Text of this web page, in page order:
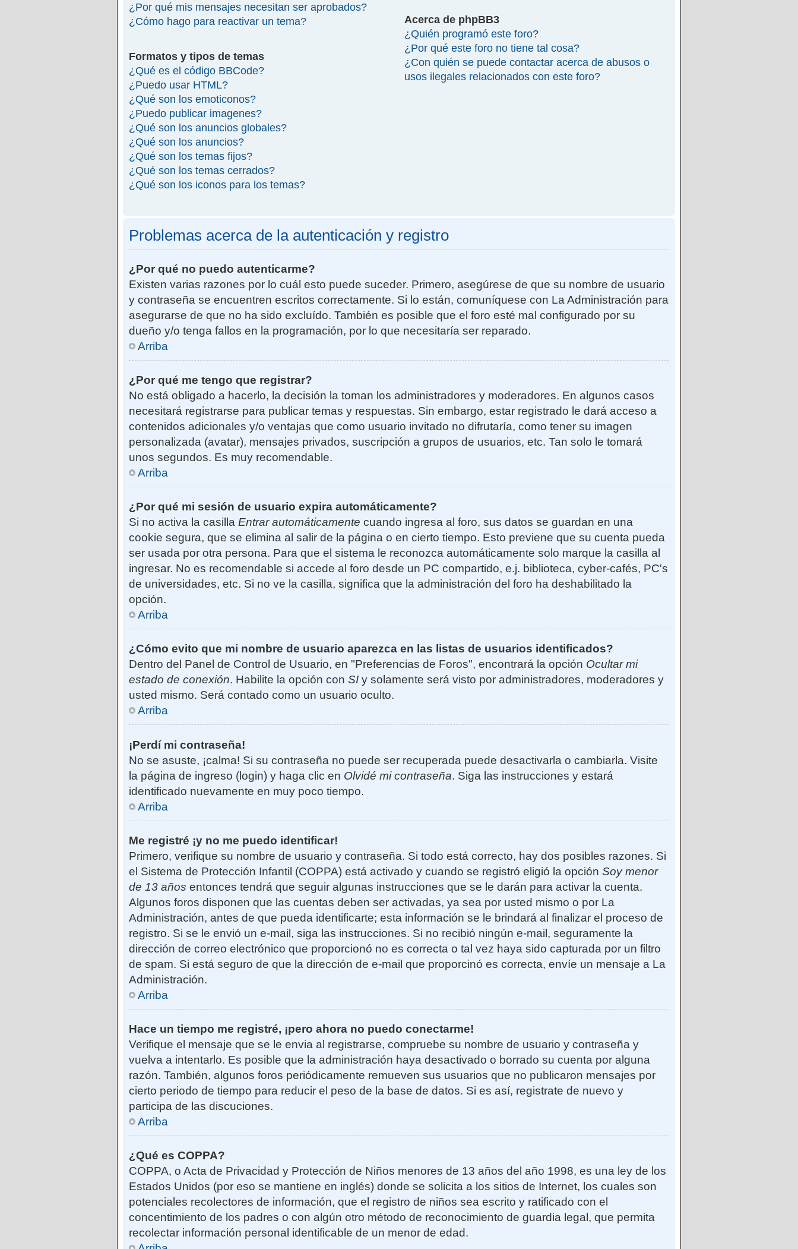
¿Por qué mis mensajes necesitan ser aprobados?
¿Cómo hago para reactivar un tema?
Formatos y tipos de temas
¿Qué es el código BBCode?
¿Puedo usar HTML?
¿Qué son los emoticonos?
¿Puedo publicar imagenes?
¿Qué son los anuncios globales?
¿Qué son los anuncios?
¿Qué son los temas fijos?
¿Qué son los temas cerrados?
¿Qué son los iconos para los temas?
Acerca de phpBB3
¿Quién programó este foro?
¿Por qué este foro no tiene tal cosa?
¿Con quién se puede contactar acerca de abusos o
usos ilegales relacionados con este foro?
Problemas acerca de la autenticación y registro
¿Por qué no puedo autenticarme?
Existen varias razones por lo cuál esto puede suceder. Primero, asegúrese de que su nombre de usuario
y contraseña se encuentren escritos correctamente. Si lo están, comuníquese con La Administración para
asegurarse de que no ha sido excluído. También es posible que el foro esté mal configurado por su
dueño y/o tenga fallos en la programación, por lo que necesitaría ser reparado.
Arriba
¿Por qué me tengo que registrar?
No está obligado a hacerlo, la decisión la toman los administradores y moderadores. En algunos casos
necesitará registrarse para publicar temas y respuestas. Sin embargo, estar registrado le dará acceso a
contenidos adicionales y/o ventajas que como usuario invitado no difrutaría, como tener su imagen
personalizada (avatar), mensajes privados, suscripción a grupos de usuarios, etc. Tan solo le tomará
unos segundos. Es muy recomendable.
Arriba
¿Por qué mi sesión de usuario expira automáticamente?
Si no activa la casilla Entrar automáticamente cuando ingresa al foro, sus datos se guardan en una
cookie segura, que se elimina al salir de la página o en cierto tiempo. Esto previene que su cuenta pueda
ser usada por otra persona. Para que el sistema le reconozca automáticamente solo marque la casilla al
ingresar. No es recomendable si accede al foro desde un PC compartido, e.j. biblioteca, cyber-cafés, PC's
de universidades, etc. Si no ve la casilla, significa que la administración del foro ha deshabilitado la
opción.
Arriba
¿Cómo evito que mi nombre de usuario aparezca en las listas de usuarios identificados?
Dentro del Panel de Control de Usuario, en "Preferencias de Foros", encontrará la opción Ocultar mi
estado de conexión. Habilite la opción con SI y solamente será visto por administradores, moderadores y
usted mismo. Será contado como un usuario oculto.
Arriba
¡Perdí mi contraseña!
No se asuste, ¡calma! Si su contraseña no puede ser recuperada puede desactivarla o cambiarla. Visite
la página de ingreso (login) y haga clic en Olvidé mi contraseña. Siga las instrucciones y estará
identificado nuevamente en muy poco tiempo.
Arriba
Me registré ¡y no me puedo identificar!
Primero, verifique su nombre de usuario y contraseña. Si todo está correcto, hay dos posibles razones. Si
el Sistema de Protección Infantil (COPPA) está activado y cuando se registró eligió la opción Soy menor
de 13 años entonces tendrá que seguir algunas instrucciones que se le darán para activar la cuenta.
Algunos foros disponen que las cuentas deben ser activadas, ya sea por usted mismo o por La
Administración, antes de que pueda identificarte; esta información se le brindará al finalizar el proceso de
registro. Si se le envió un e-mail, siga las instrucciones. Si no recibió ningún e-mail, seguramente la
dirección de correo electrónico que proporcionó no es correcta o tal vez haya sido capturada por un filtro
de spam. Si está seguro de que la dirección de e-mail que proporcinó es correcta, envíe un mensaje a La
Administración.
Arriba
Hace un tiempo me registré, ¡pero ahora no puedo conectarme!
Verifique el mensaje que se le envia al registrarse, compruebe su nombre de usuario y contraseña y
vuelva a intentarlo. Es posible que la administración haya desactivado o borrado su cuenta por alguna
razón. También, algunos foros periódicamente remueven sus usuarios que no publicaron mensajes por
cierto periodo de tiempo para reducir el peso de la base de datos. Si es así, registrate de nuevo y
participa de las discuciones.
Arriba
¿Qué es COPPA?
COPPA, o Acta de Privacidad y Protección de Niños menores de 13 años del año 1998, es una ley de los
Estados Unidos (por eso se mantiene en inglés) donde se solicita a los sitios de Internet, los cuales son
potenciales recolectores de información, que el registro de niños sea escrito y ratificado con el
concentimiento de los padres o con algún otro método de reconocimiento de guardia legal, que permita
recolectar información personal identificable de un menor de edad.